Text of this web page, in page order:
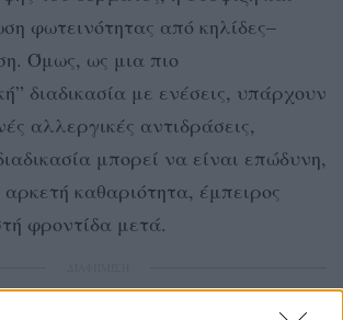
φωτεινότητας από κηλίδες–
Όμως, ως μια πιο
διαδικασία με ενέσεις, υπάρχουν
αλλεργικές αντιδράσεις,
μπορεί να είναι επώδυνη,
αρκετή καθαριότητα, έμπειρος
φροντίδα μετά.